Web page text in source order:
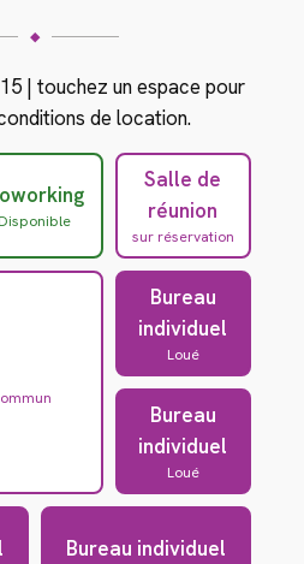
◆
| touchez un espace pour
de location.
Disponible
Salle de
réunion
sur réservation
Bureau
individuel
Loué
Bureau
individuel
Loué
Bureau individuel